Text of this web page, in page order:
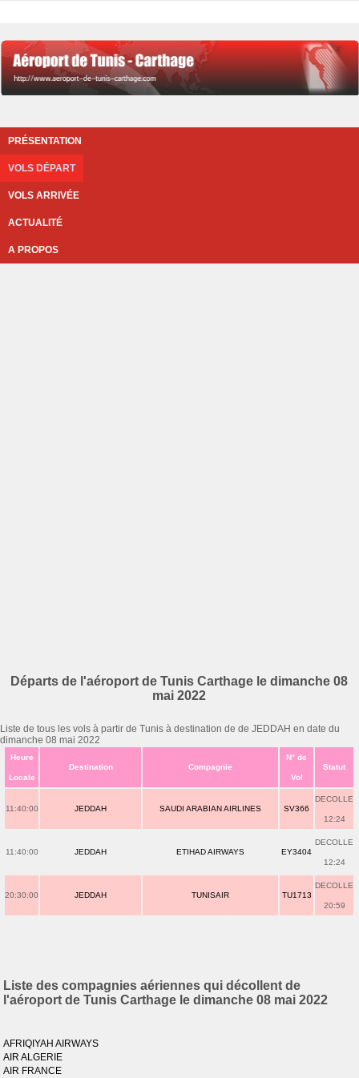
PRÉSENTATION
VOLS DÉPART
VOLS ARRIVÉE
ACTUALITÉ
A PROPOS
Départs de l'aéroport de Tunis Carthage le dimanche 08
mai 2022
Liste de tous les vols à partir de Tunis à destination de de JEDDAH en date du
dimanche 08 mai 2022
Heure
Locale
Destination Compagnie
N° de
Vol
Statut
11:40:00 JEDDAH SAUDI ARABIAN AIRLINES SV366
DECOLLE
12:24
11:40:00 JEDDAH ETIHAD AIRWAYS EY3404
DECOLLE
12:24
20:30:00 JEDDAH TUNISAIR TU1713
DECOLLE
20:59
Liste des compagnies aériennes qui décollent de
l'aéroport de Tunis Carthage le dimanche 08 mai 2022
AFRIQIYAH AIRWAYS
AIR ALGERIE
AIR FRANCE